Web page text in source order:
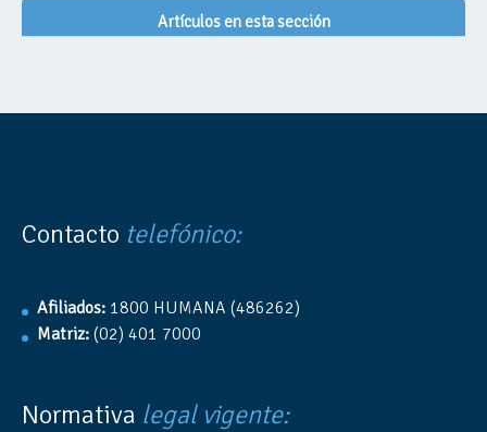
Artículos en esta sección
Contacto telefónico:
Afiliados: 1800 HUMANA (486262)
Matriz: (02) 401 7000
Normativa legal vigente: